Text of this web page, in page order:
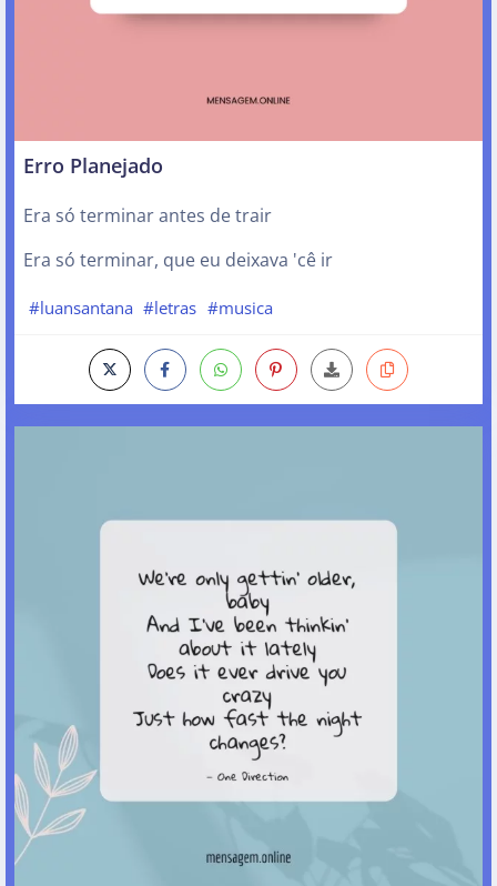
Erro Planejado
Era só terminar antes de trair
Era só terminar, que eu deixava 'cê ir
#luansantana #letras #musica